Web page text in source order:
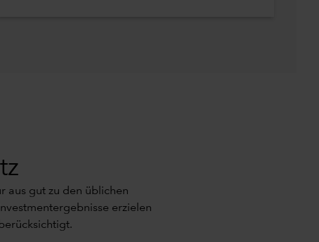
aus gut zu den üblichen
erzielen